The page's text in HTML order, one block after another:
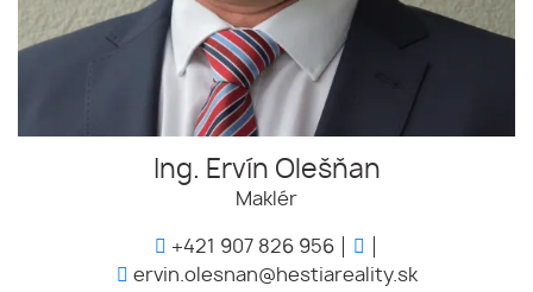
Ing. Ervín Olešňan
Maklér
+421 907 826 956
ervin.olesnan@hestiareality.sk